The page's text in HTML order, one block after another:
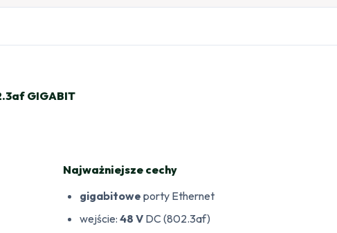
GIGABIT
Najważniejsze cechy
gigabitowe porty Ethernet
wejście:48 V DC (802.3af)